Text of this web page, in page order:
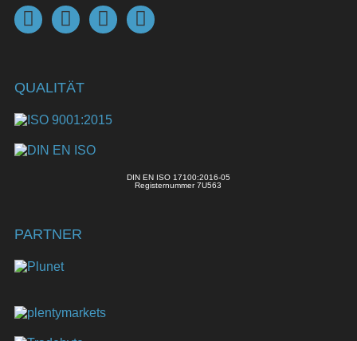
QUALITÄT
DIN EN ISO 17100:2016-05
Registernummer 7U563
PARTNER